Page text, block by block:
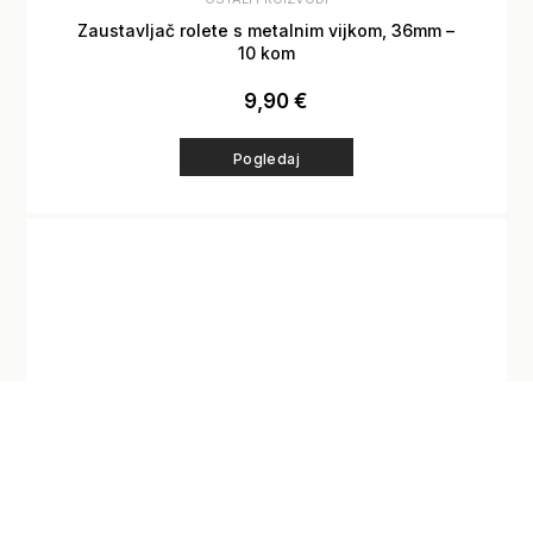
Zaustavljač rolete s metalnim vijkom, 36mm –
10 kom
9,90 €
Pogledaj